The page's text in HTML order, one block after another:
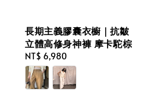
長期主義膠囊衣櫥｜抗皺
立體高修身神褲 摩卡駝棕
Regular
price
NT$ 6,980